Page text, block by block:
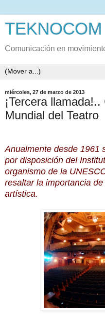
Comunicación en
miércoles, 27 de marzo de 2013
¡Tercera
Mundial del Teatro
Anualmente desde 1961
por disposición del
organismo de la
resaltar la importancia
artística.